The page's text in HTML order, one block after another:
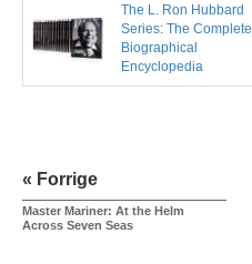
The L. Ron Hubbard
Series: The Complete
Biographical
Encyclopedia
« Forrige
Master Mariner: At the Helm
Across Seven Seas